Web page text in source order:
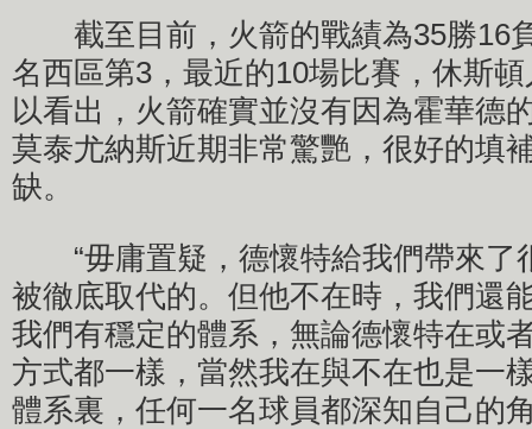
截至目前，火箭的戰績為35勝16
名西區第3，最近的10場比賽，休斯
以看出，火箭確實並沒有因為霍華德
莫泰尤納斯近期非常驚艷，很好的填
缺。
“毋庸置疑，德懷特給我們帶來了
被徹底取代的。但他不在時，我們還
我們有穩定的體系，無論德懷特在或
方式都一樣，當然我在與不在也是一
體系裏，任何一名球員都深知自己的